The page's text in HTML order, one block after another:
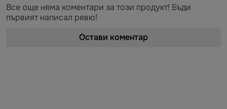
Все още няма коментари за този продукт! Бъди
първият написал ревю!
Остави коментар